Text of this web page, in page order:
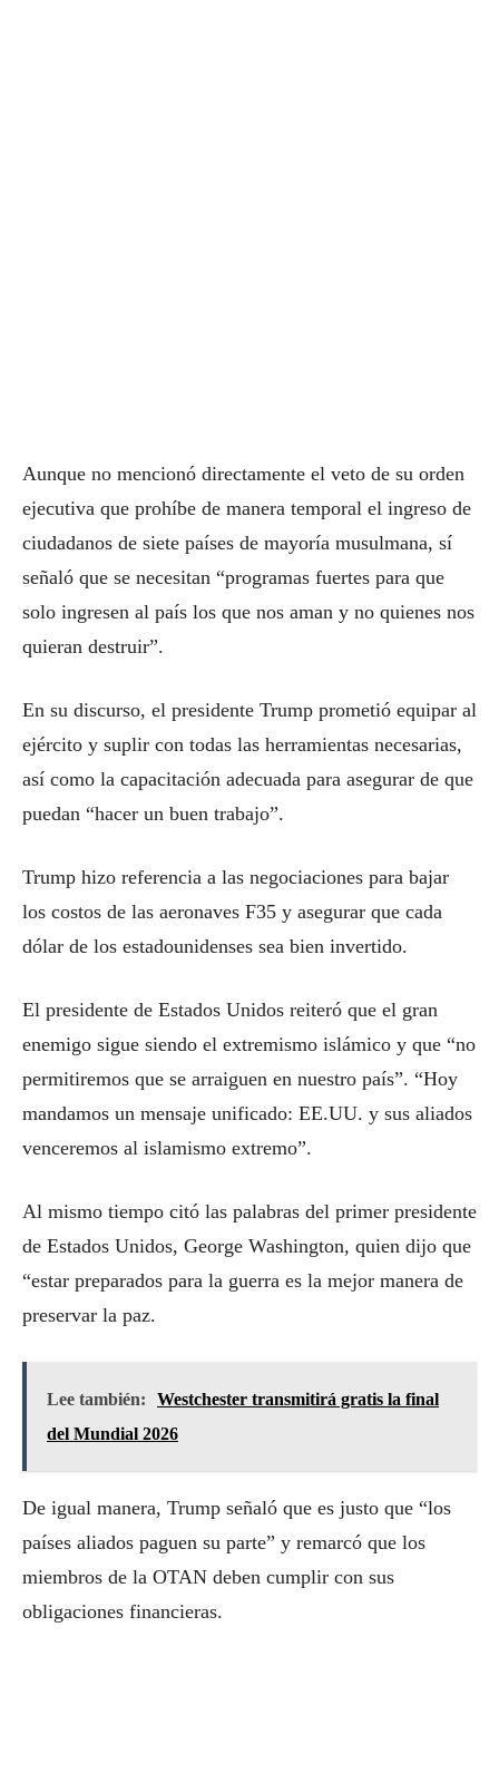
Aunque no mencionó directamente el veto de su orden
ejecutiva que prohíbe de manera temporal el ingreso de
ciudadanos de siete países de mayoría musulmana, sí
señaló que se necesitan “programas fuertes para que
solo ingresen al país los que nos aman y no quienes nos
quieran destruir”.
En su discurso, el presidente Trump prometió equipar al
ejército y suplir con todas las herramientas necesarias,
así como la capacitación adecuada para asegurar de que
puedan “hacer un buen trabajo”.
Trump hizo referencia a las negociaciones para bajar
los costos de las aeronaves F35 y asegurar que cada
dólar de los estadounidenses sea bien invertido.
El presidente de Estados Unidos reiteró que el gran
enemigo sigue siendo el extremismo islámico y que “no
permitiremos que se arraiguen en nuestro país”. “Hoy
mandamos un mensaje unificado: EE.UU. y sus aliados
venceremos al islamismo extremo”.
Al mismo tiempo citó las palabras del primer presidente
de Estados Unidos, George Washington, quien dijo que
“estar preparados para la guerra es la mejor manera de
preservar la paz.
Lee también:
Westchester transmitirá gratis la final
del Mundial 2026
De igual manera, Trump señaló que es justo que “los
países aliados paguen su parte” y remarcó que los
miembros de la OTAN deben cumplir con sus
obligaciones financieras.